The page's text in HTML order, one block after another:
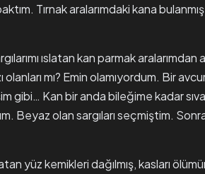
Tırnak aralarımdaki kana
ıslatan kan parmak aralarımdan
mı? Emin olamıyordum. Bir
gibi… Kan bir anda bileğime kadar
Beyaz olan sargıları seçmiştim.
yüz kemikleri dağılmış, kasları